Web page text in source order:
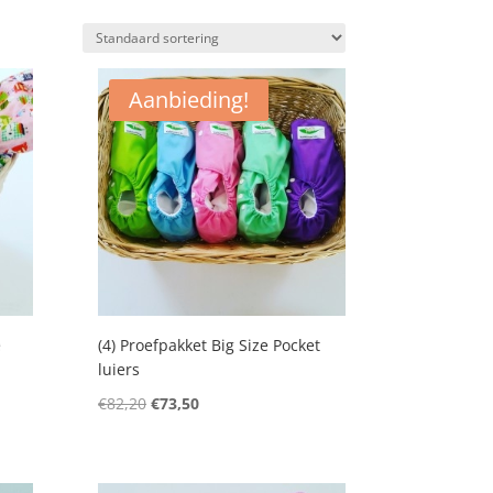
Aanbieding!
(4) Proefpakket Big Size Pocket
luiers
€82,20 Oorspronkelijke
€82,20.
€73,50Huidige
€73,50.